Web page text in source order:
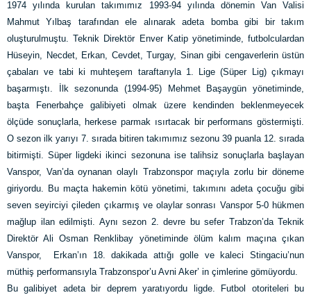
1974 yılında kurulan takımımız 1993-94 yılında dönemin Van Valisi
Mahmut Yılbaş tarafından ele alınarak adeta bomba gibi bir takım
oluşturulmuştu. Teknik Direktör Enver Katip yönetiminde, futbolculardan
Hüseyin, Necdet, Erkan, Cevdet, Turgay, Sinan gibi cengaverlerin üstün
çabaları ve tabi ki muhteşem taraftarıyla 1. Lige (Süper Lig) çıkmayı
başarmıştı. İlk sezonunda (1994-95) Mehmet Başaygün yönetiminde,
başta Fenerbahçe galibiyeti olmak üzere kendinden beklenmeyecek
ölçüde sonuçlarla, herkese parmak ısırtacak bir performans göstermişti.
O sezon ilk yarıyı 7. sırada bitiren takımımız sezonu 39 puanla 12. sırada
bitirmişti. Süper ligdeki ikinci sezonuna ise talihsiz sonuçlarla başlayan
Vanspor, Van’da oynanan olaylı Trabzonspor maçıyla zorlu bir döneme
giriyordu. Bu maçta hakemin kötü yönetimi, takımını adeta çocuğu gibi
seven seyirciyi çileden çıkarmış ve olaylar sonrası Vanspor 5-0 hükmen
mağlup ilan edilmişti. Aynı sezon 2. devre bu sefer Trabzon’da Teknik
Direktör Ali Osman Renklibay yönetiminde ölüm kalım maçına çıkan
Vanspor, Erkan’ın 18. dakikada attığı golle ve kaleci Stingaciu’nun
müthiş performansıyla Trabzonspor’u Avni Aker’ in çimlerine gömüyordu.
Bu galibiyet adeta bir deprem yaratıyordu ligde. Futbol otoriteleri bu